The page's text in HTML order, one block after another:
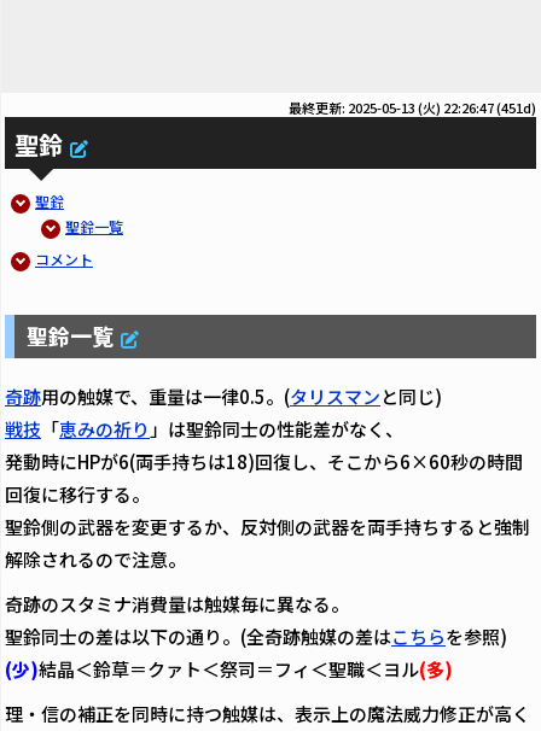
最終更新: 2025-05-13 (火) 22:26:47(451d)
聖鈴
聖鈴
聖鈴一覧
コメント
聖鈴一覧
奇跡用の触媒で、重量は一律0.5。(タリスマンと同じ)
戦技 「恵みの祈り 」は聖鈴同士の性能差がなく、
発動時にHPが6(両手持ちは18)回復し、そこから6×60秒の時間
回復に移行する。
聖鈴側の武器を変更するか、反対側の武器を両手持ちすると強制
解除されるので注意。
奇跡のスタミナ消費量は触媒毎に異なる。
聖鈴同士の差は以下の通り。(全奇跡触媒の差はこちらを参照)
(少)結晶＜鈴草＝クァト＜祭司＝フィ＜聖職＜ヨル(多)
理・信の補正を同時に持つ触媒は、表示上の魔法威力修正が高く